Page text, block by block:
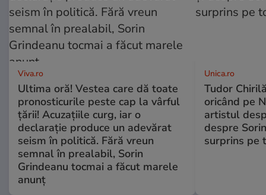
Viva.ro
Ultima oră! Vestea care dă toate
pronosticurile peste cap la vârful
țării! Acuzațiile curg, iar o
declarație produce un adevărat
seism în politică. Fără vreun
semnal în prealabil, Sorin
Grindeanu tocmai a făcut marele
anunț
Unica.ro
Tudor
oricând pe
artistul
despre
surprins pe